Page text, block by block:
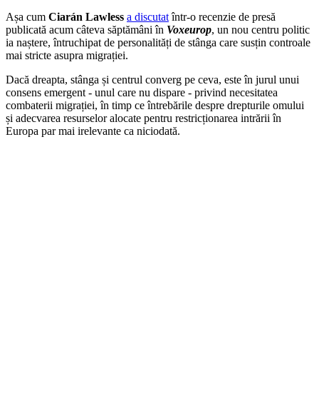
Așa cum Ciarán Lawless a discutatîntr-o recenzie de presă
publicată acum câteva săptămâni în Voxeurop, un nou centru politic
ia naștere, întruchipat de personalități de stânga care susțin controale
mai stricte asupra migrației.
Dacă dreapta, stânga și centrul converg pe ceva, este în jurul unui
consens emergent - unul care nu dispare - privind necesitatea
combaterii migrației, în timp ce întrebările despre drepturile omului
și adecvarea resurselor alocate pentru restricționarea intrării în
Europa par mai irelevante ca niciodată.